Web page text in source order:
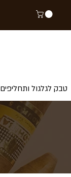
טבק לגלגול ותחליפים